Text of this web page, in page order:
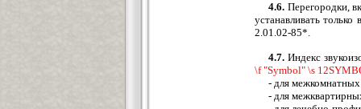
4.6. Перегородки,
устанавливать
2.01.02-85*.
4.7. Индекс
\f "Symbol" \s 12
- для
- для